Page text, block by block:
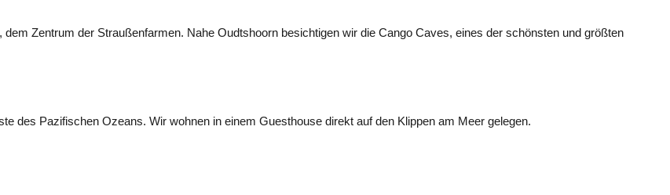
Zentrum der Straußenfarmen. Nahe Oudtshoorn besichtigen wir die Cango Caves, eines der schönsten und größten
des Pazifischen Ozeans. Wir wohnen in einem Guesthouse direkt auf den Klippen am Meer gelegen.